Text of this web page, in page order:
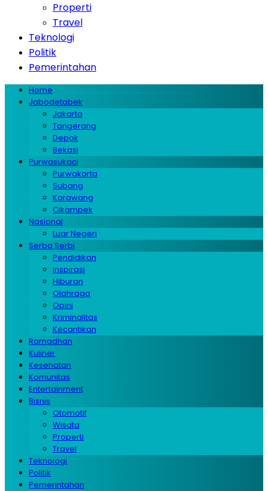
Properti
Travel
Teknologi
Politik
Pemerintahan
Home
Jabodetabek
Jakarta
Tangerang
Depok
Bekasi
Purwasukaci
Purwakarta
Subang
Karawang
Cikampek
Nasional
Luar Negeri
Serba Serbi
Pendidikan
Inspirasi
Hiburan
Olahraga
Opini
Kriminalitas
Kecantikan
Ramadhan
Kuliner
Kesehatan
Komunitas
Entertainment
Bisnis
Otomotif
Wisata
Properti
Travel
Teknologi
Politik
Pemerintahan